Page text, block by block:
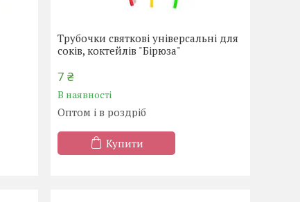
Трубочки святкові універсальні для
соків, коктейлів "Бірюза"
7 ₴
В наявності
Оптом і в роздріб
Купити